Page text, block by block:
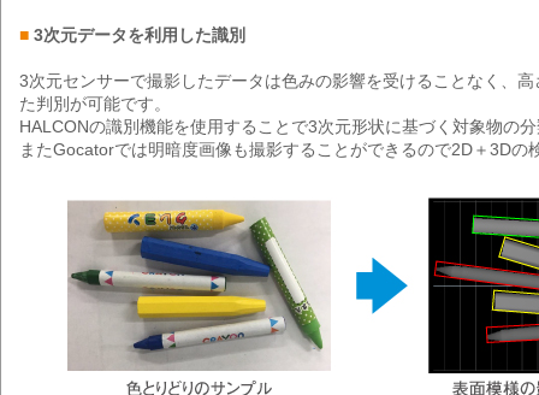
■ 3次元データを利用した識別
3次元センサーで撮影したデータは色みの影響を受けることなく、
た判別が可能です。
HALCONの識別機能を使用することで3次元形状に基づく対象物の
またGocatorでは明暗度画像も撮影することができるので2D＋3Dの